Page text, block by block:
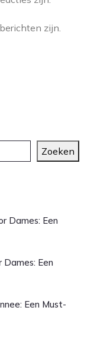
zijn.
Zoeken
Dames: Een
Een
Een Must-